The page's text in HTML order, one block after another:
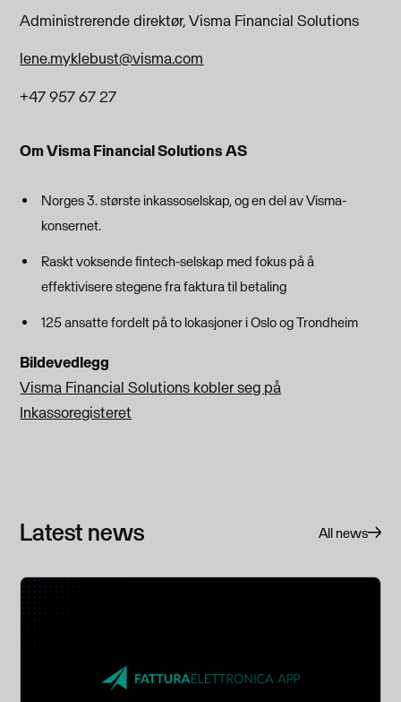
Administrerende direktør, Visma Financial Solutions
lene.myklebust@visma.com
+47 957 67 27
Om Visma Financial Solutions AS
Norges 3. største inkassoselskap, og en del av Visma-
konsernet.
Raskt voksende fintech-selskap med fokus på å
effektivisere stegene fra faktura til betaling
125 ansatte fordelt på to lokasjoner i Oslo og Trondheim
Bildevedlegg
Visma Financial Solutions kobler seg på
Inkassoregisteret
Latest news All news